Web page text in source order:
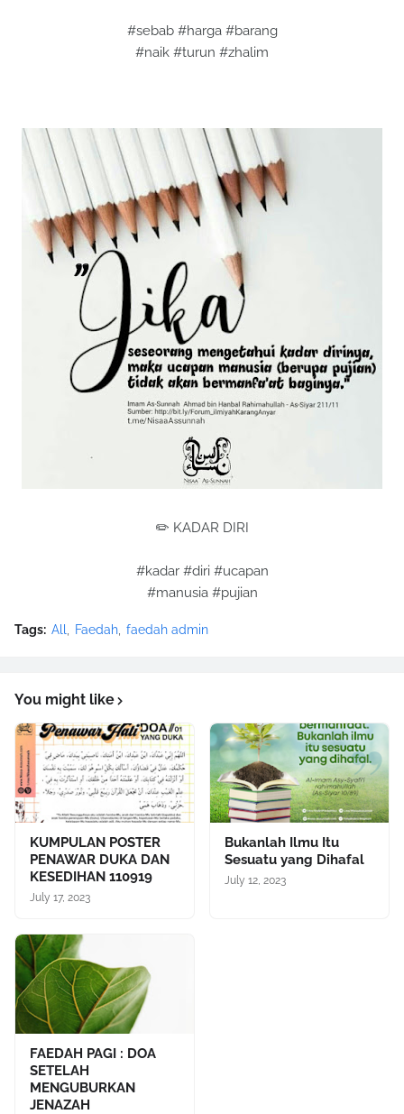
#sebab #harga #barang
#naik #turun #zhalim
✏️ KADAR DIRI
#kadar #diri #ucapan
#manusia #pujian
Tags: All Faedah faedah admin
You might like
KUMPULAN POSTER
PENAWAR DUKA DAN
KESEDIHAN 110919
July 17, 2023
Bukanlah Ilmu Itu
Sesuatu yang Dihafal
July 12, 2023
FAEDAH PAGI : DOA
SETELAH
MENGUBURKAN
JENAZAH